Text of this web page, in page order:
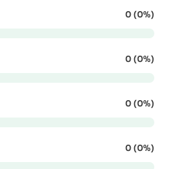
0 (0%)
0 (0%)
0 (0%)
0 (0%)